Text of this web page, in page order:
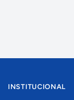
INSTITUCIONAL